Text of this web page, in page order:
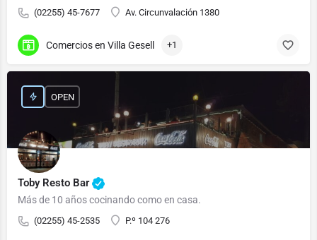
(02255) 45-7677 Av. Circunvalación 1380
Comercios en Villa Gesell +1
Toby Resto Bar
Más de 10 años cocinando como en casa.
(02255) 45-2535 P.º 104 276
OPEN